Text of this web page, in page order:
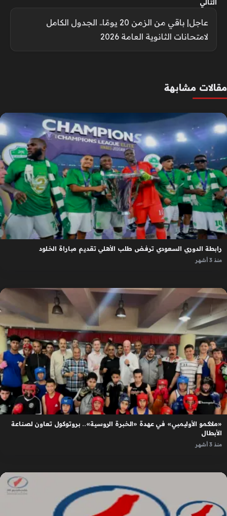
التالي
عاجل| باقي من الزمن 20 يومًا.. الجدول الكامل
لامتحانات الثانوية العامة 2026
مقالات مشابهة
رابطة الدوري السعودي ترفض طلب الأهلي تقديم مباراة الخلود
منذ 3 أشهر
«ملاكمو الأوليمبي» في عهدة «الخبرة الروسية».. بروتوكول تعاون لصناعة
الأبطال
منذ 3 أشهر